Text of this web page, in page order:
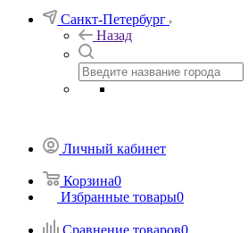
Санкт-Петербург
Назад
Личный кабинет
Корзина0
Избранные товары0
Сравнение товаров0